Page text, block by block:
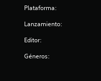
Plataforma:
Lanzamiento:
Editor:
Géneros: